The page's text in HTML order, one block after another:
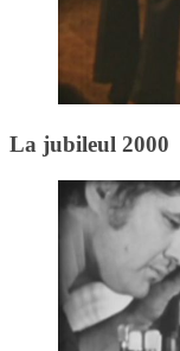
La jubileul 2000